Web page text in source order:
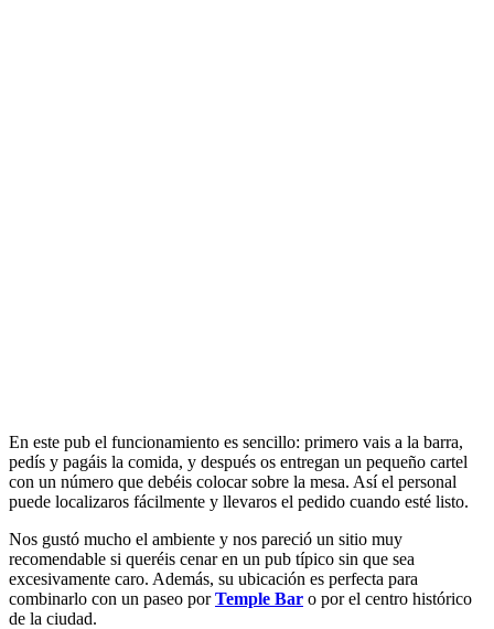
En este pub el funcionamiento es sencillo: primero vais a la barra,
pedís y pagáis la comida, y después os entregan un pequeño cartel
con un número que debéis colocar sobre la mesa. Así el personal
puede localizaros fácilmente y llevaros el pedido cuando esté listo.
Nos gustó mucho el ambiente y nos pareció un sitio muy
recomendable si queréis cenar en un pub típico sin que sea
excesivamente caro. Además, su ubicación es perfecta para
combinarlo con un paseo porTemple Bar o por el centro histórico
de la ciudad.